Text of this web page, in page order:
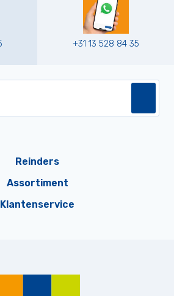
+31 13 528 84 35
Reinders
Assortiment
Klantenservice